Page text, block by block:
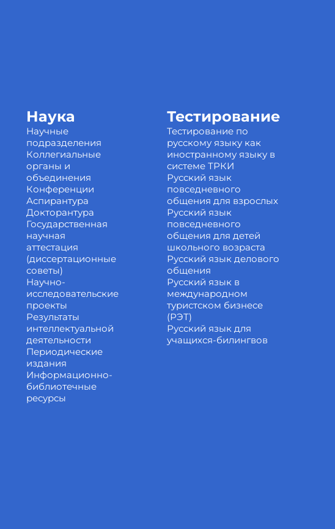
Наука
Научные
подразделения
Коллегиальные
органы и
объединения
Конференции
Аспирантура
Докторантура
Государственная
научная
аттестация
(диссертационные
советы)
Научно-
исследовательские
проекты
Результаты
интеллектуальной
деятельности
Периодические
издания
Информационно-
библиотечные
ресурсы
Тестирование
Тестирование по
русскому языку как
иностранному языку в
системе ТРКИ
Русский язык
повседневного
общения для взрослых
Русский язык
повседневного
общения для детей
школьного возраста
Русский язык делового
общения
Русский язык в
международном
туристском бизнесе
(РЭТ)
Русский язык для
учащихся-билингвов